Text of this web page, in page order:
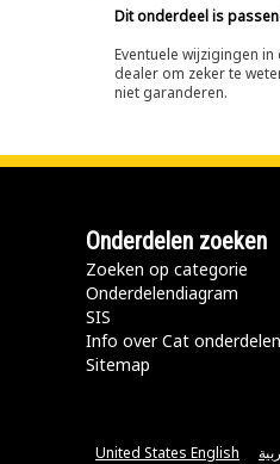
Dit onderdeel is
Eventuele wijzigingen
dealer om zeker te
niet garanderen.
Onderdelen zoeken
Zoeken op categorie
Onderdelendiagram
SIS
Info over Cat onderdelen
Sitemap
United States English